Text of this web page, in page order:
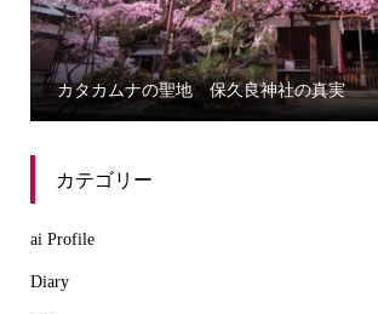
誰にでもわかる三種の神器
カテゴリー
ai Profile
Diary